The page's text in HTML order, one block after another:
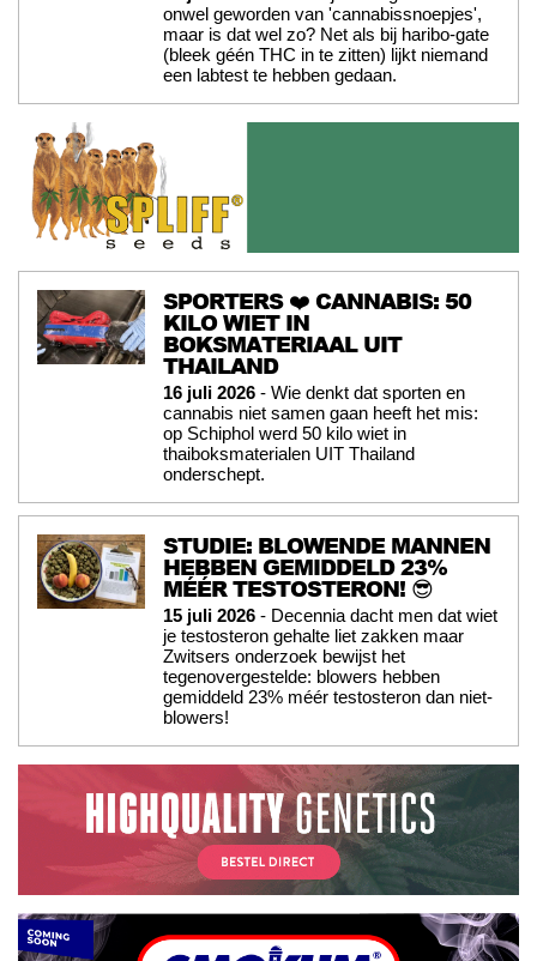
onwel geworden van 'cannabissnoepjes',
maar is dat wel zo? Net als bij haribo-gate
(bleek géén THC in te zitten) lijkt niemand
een labtest te hebben gedaan.
SPORTERS ❤️ CANNABIS: 50
KILO WIET IN
BOKSMATERIAAL UIT
THAILAND
16 juli 2026 - Wie denkt dat sporten en
cannabis niet samen gaan heeft het mis:
op Schiphol werd 50 kilo wiet in
thaiboksmaterialen UIT Thailand
onderschept.
STUDIE: BLOWENDE MANNEN
HEBBEN GEMIDDELD 23%
MÉÉR TESTOSTERON! 😎
15 juli 2026 - Decennia dacht men dat wiet
je testosteron gehalte liet zakken maar
Zwitsers onderzoek bewijst het
tegenovergestelde: blowers hebben
gemiddeld 23% méér testosteron dan niet-
blowers!